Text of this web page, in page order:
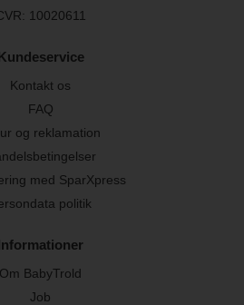
10020611
Kontakt os
FAQ
og reklamation
med SparXpress
politik
Om BabyTrold
Job